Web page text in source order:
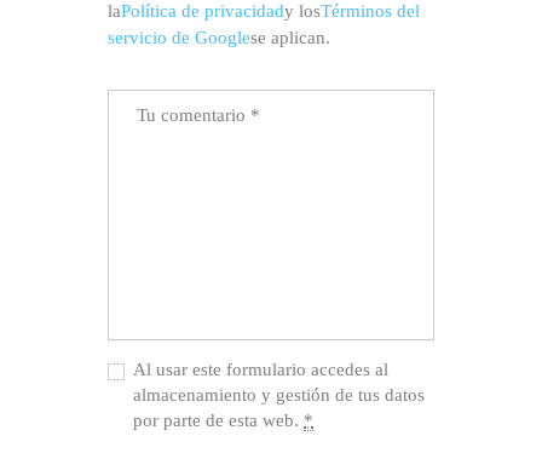
laPolítica de privacidady losTérminos del
servicio de Googlese aplican.
Al usar este formulario accedes al
almacenamiento y gestión de tus datos
por parte de esta web. *